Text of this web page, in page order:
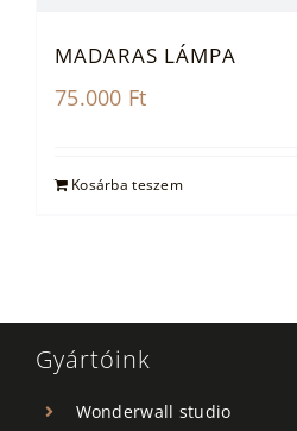
MADARAS LÁMPA
75.000 Ft
Kosárba teszem
Gyártóink
Wonderwall studio